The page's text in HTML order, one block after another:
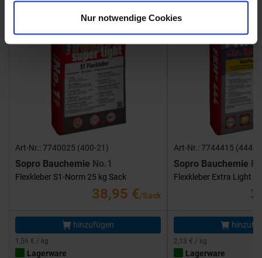
Nur notwendige Cookies
Art-Nr.: 7740025 (400-21)
Sopro Bauchemie No.1
Flexkleber S1-Norm 25 kg Sack
38,95 €/Sack
hinzufügen
1,56 € / kg
Lagerware
Art-Nr.: 7744415 (444-
Sopro Bauchemie
Flexkleber Extra Light
2,13 € / kg
Lagerware